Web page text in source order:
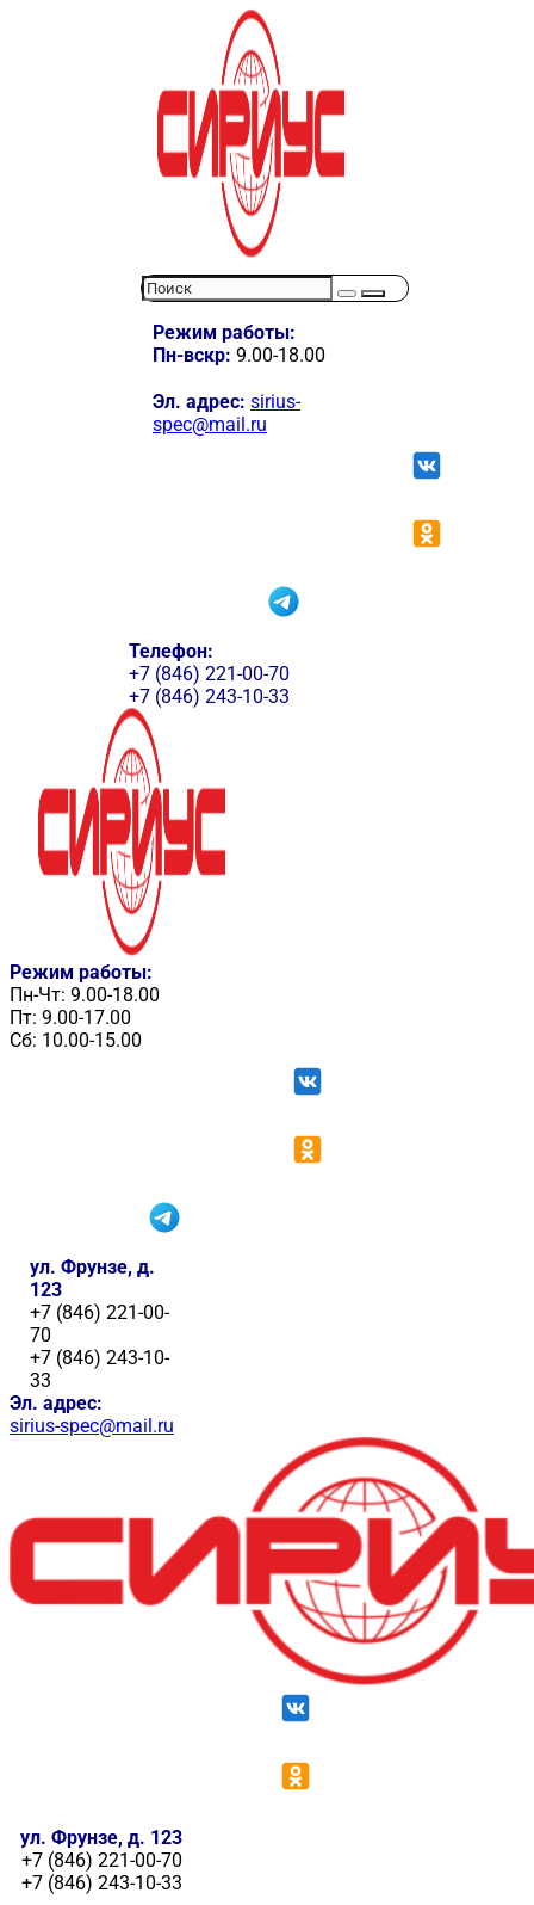
Режим работы:
Пн-вскр: 9.00-18.00
Эл. адрес: sirius-
spec@mail.ru
Телефон:
+7 (846) 221-00-70
+7 (846) 243-10-33
Режим работы:
Пн-Чт: 9.00-18.00
Пт: 9.00-17.00
Сб: 10.00-15.00
ул. Фрунзе, д.
123
+7 (846) 221-00-
70
+7 (846) 243-10-
33
Эл. адрес:
sirius-spec@mail.ru
ул. Фрунзе, д. 123
+7 (846) 221-00-70
+7 (846) 243-10-33